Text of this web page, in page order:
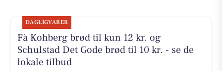
DAGLIGVARER
Få Kohberg brød til kun 12 kr. og
Schulstad Det Gode brød til 10 kr. - se de
lokale tilbud